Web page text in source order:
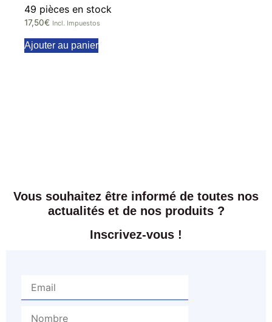
49 pièces en stock
17,50€ Incl. Impuestos
Ajouter au panier
Vous souhaitez être informé de toutes nos
actualités et de nos produits ?
Inscrivez-vous !